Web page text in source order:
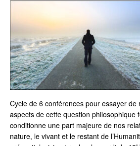
Cycle de 6 conférences pour essayer de
aspects de cette question philosophique
conditionne une part majeure de nos
nature, le vivant et le restant de